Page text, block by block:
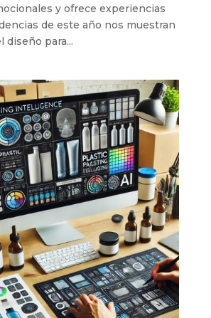
y ofrece experiencias
de este año nos muestran
diseño para...